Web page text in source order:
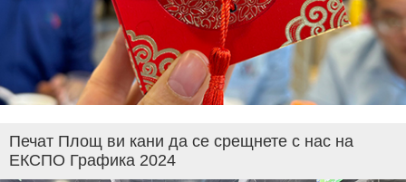
Печат Площ ви кани да се срещнете с нас на
ЕКСПО Графика 2024